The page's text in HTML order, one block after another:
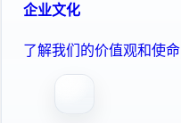
企业文化
了解我们的价值观和使命